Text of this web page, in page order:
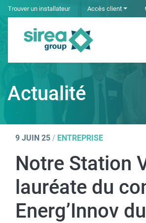
SkipTrouver un installateur Accès client
Actualité
9 JUIN 25 / ENTREPRISE
Notre Station
lauréate du
Energ’Innov